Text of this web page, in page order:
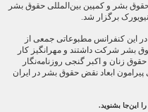
بشر و کمپین بین‌المللی حقوق بشر
برگزار شد.
این کنفرانس مطبوعاتی جمعی از
بشر شرکت داشتند و مهرانگیز کار
زنان و اکبر گنجی روزنامه‌نگار
پیرامون ابعاد نقض حقوق بشر در ایران
این‌جا بشنوید.